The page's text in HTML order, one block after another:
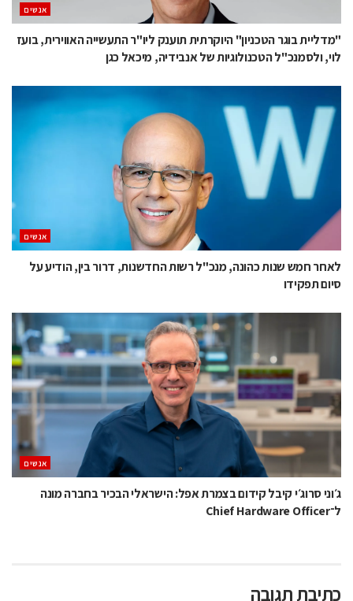
אנשים
"מדליית בוגר הטכניון" היוקרתית תוענק ליו"ר התעשייה האווירית, בועז
לוי, ולסמנכ"ל הטכנולוגיות של אנבידיה, מיכאל כגן
אנשים
לאחר חמש שנות כהונה, מנכ"ל רשות החדשנות, דרור בין, הודיע על
סיום תפקידו
אנשים
ג׳וני סרוג׳י קיבל קידום בצמרת אפל: הישראלי הבכיר בחברה מונה
ל־Chief Hardware Officer
כתיבת תגובה